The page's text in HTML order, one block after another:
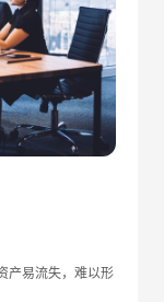
产易流失，难以形